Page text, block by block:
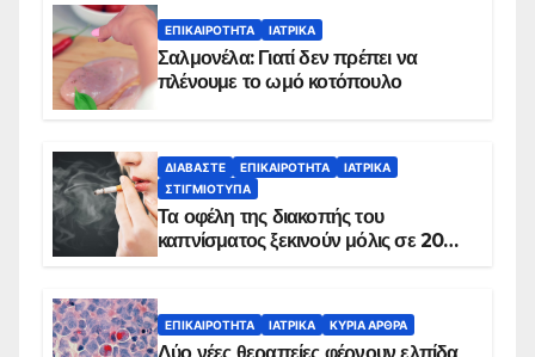
ΕΠΙΚΑΙΡΌΤΗΤΑ ΙΑΤΡΙΚΆ
Σαλμονέλα: Γιατί δεν πρέπει να
πλένουμε το ωμό κοτόπουλο
ΔΙΑΒΆΣΤΕ ΕΠΙΚΑΙΡΌΤΗΤΑ
ΙΑΤΡΙΚΆ
ΣΤΙΓΜΙΌΤΥΠΑ
Τα οφέλη της διακοπής του
καπνίσματος ξεκινούν μόλις σε 20
ΕΠΙΚΑΙΡΌΤΗΤΑ ΙΑΤΡΙΚΆ ΚΥΡΙΑ ΑΡΘΡΑ